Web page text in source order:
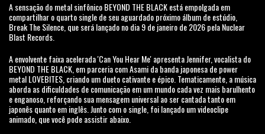
A sensação do metal sinfônico BEYOND THE BLACK está empolgada em
compartilhar o quarto single de seu aguardado próximo álbum de estúdio,
Break The Silence, que será lançado no dia 9 de janeiro de 2026 pela Nuclear
Blast Records.
A envolvente faixa acelerada 'Can You Hear Me' apresenta Jennifer, vocalista do
BEYOND THE BLACK, em parceria com Asami da banda japonesa de power
metal LOVEBITES, criando um dueto cativante e épico. Tematicamente, a música
aborda as dificuldades de comunicação em um mundo cada vez mais barulhento
e enganoso, reforçando sua mensagem universal ao ser cantada tanto em
japonês quanto em inglês. Junto com o single, foi lançado um videoclipe
animado, que você pode assistir abaixo.